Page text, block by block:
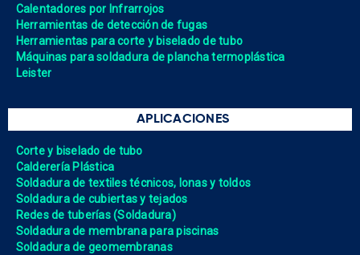
Calentadores por Infrarrojos
Herramientas de detección de fugas
Herramientas para corte y biselado de tubo
Máquinas para soldadura de plancha termoplástica
Leister
APLICACIONES
Corte y biselado de tubo
Calderería Plástica
Soldadura de textiles técnicos, lonas y toldos
Soldadura de cubiertas y tejados
Redes de tuberías (Soldadura)
Soldadura de membrana para piscinas
Soldadura de geomembranas